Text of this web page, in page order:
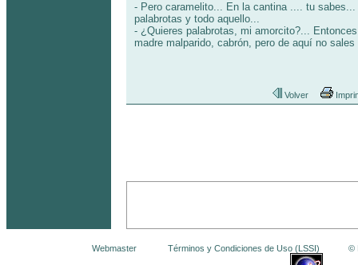
- Pero caramelito... En la cantina .... tu
palabrotas y todo aquello...
- ¿Quieres palabrotas, mi amorcito?...
madre malparido, cabrón, pero de aquí no sales
Volver
Webmaster Términos y Condiciones de Uso (LSSI) © La